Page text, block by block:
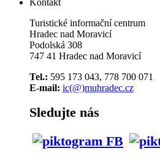
Kontakt
Turistické informační centrum
Hradec nad Moravicí
Podolská 308
747 41 Hradec nad Moravicí
Tel.: 595 173 043, 778 700 071
E-mail: ic(@)muhradec.cz
Sledujte nás